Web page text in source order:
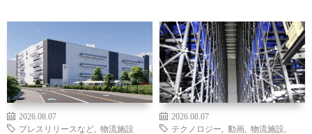
2026.08.07
プレスリリースなど
物流施設
2026.08.07
テクノロジー
動画 物流施設